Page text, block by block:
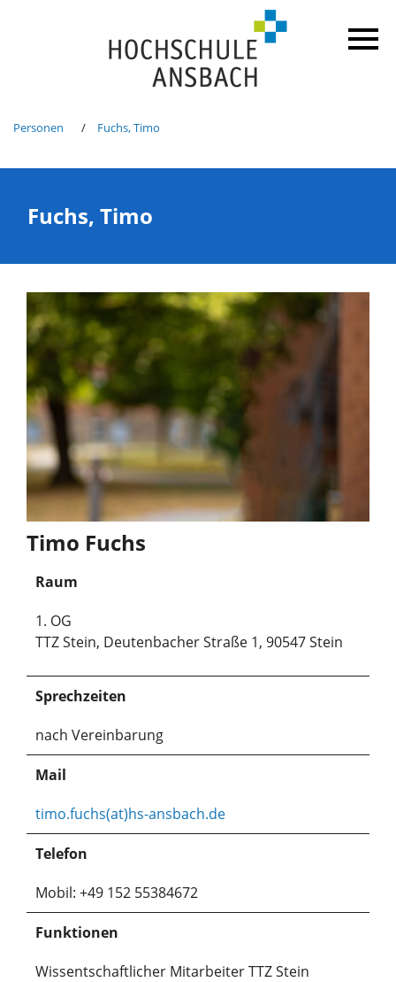
Personen Fuchs, Timo
Fuchs, Timo
Timo Fuchs
Raum
1. OG
TTZ Stein, Deutenbacher Straße 1, 90547 Stein
Sprechzeiten
nach Vereinbarung
Mail
timo.fuchs(at)hs-ansbach.de
Telefon
Mobil: +49 152 55384672
Funktionen
Wissentschaftlicher Mitarbeiter TTZ Stein